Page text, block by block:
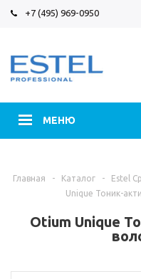
+7 (495) 969-0950
МЕНЮ
Главная - Каталог - Estel
Unique Тоник-
Otium Unique